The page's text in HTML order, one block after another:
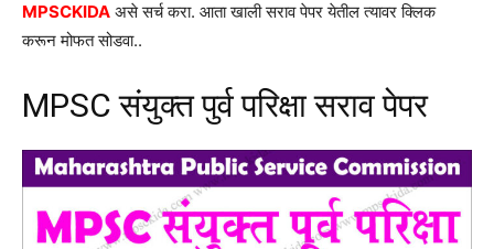
MPSCKIDA असे सर्च करा. आता खाली सराव पेपर येतील त्यावर क्लिक
करून मोफत सोडवा..
MPSC संयुक्त पुर्व परिक्षा सराव पेपर